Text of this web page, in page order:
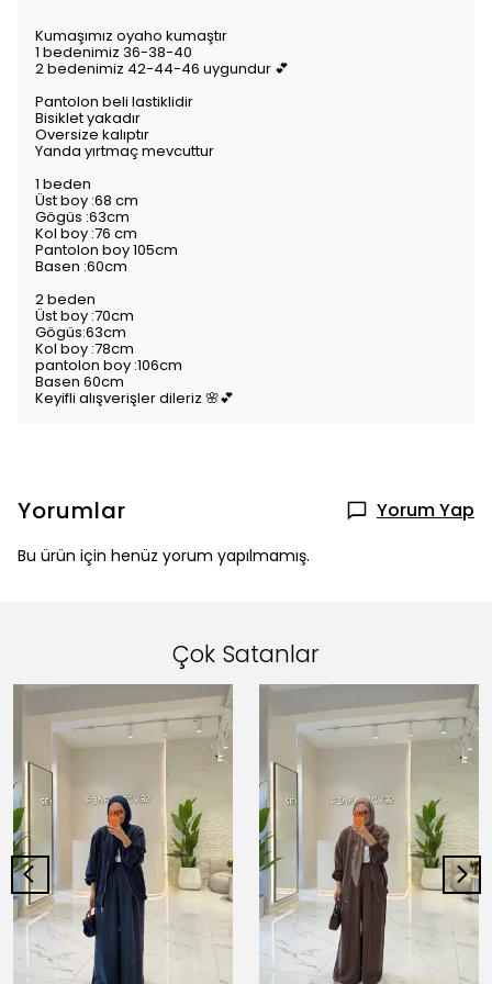
Kumaşımız oyaho kumaştır
1 bedenimiz 36-38-40
2 bedenimiz 42-44-46 uygundur 💕
Pantolon beli lastiklidir
Bisiklet yakadır
Oversize kalıptır
Yanda yırtmaç mevcuttur
1 beden
Üst boy :68 cm
Gögüs :63cm
Kol boy :76 cm
Pantolon boy 105cm
Basen :60cm
2 beden
Üst boy :70cm
Gögüs:63cm
Kol boy :78cm
pantolon boy :106cm
Basen 60cm
Keyifli alışverişler dileriz 🌸💕
Yorumlar Yorum Yap
Bu ürün için henüz yorum yapılmamış.
Çok Satanlar